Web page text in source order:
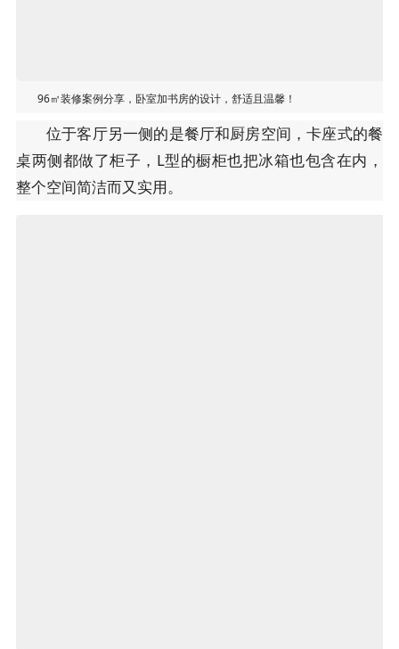
96㎡装修案例分享，卧室加书房的设计，舒适且温馨！
位于客厅另一侧的是餐厅和厨房空间，卡座式的餐
桌两侧都做了柜子，L型的橱柜也把冰箱也包含在内，
整个空间简洁而又实用。